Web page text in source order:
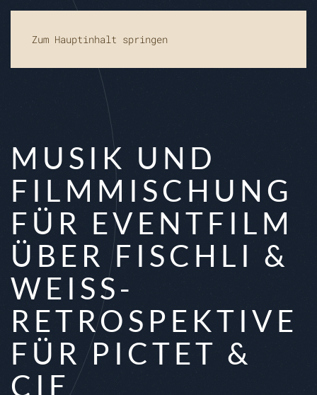
Zum Hauptinhalt springen
MUSIK UND
FILMMISCHUNG
FÜR EVENTFILM
ÜBER FISCHLI &
WEISS-R
ETROSPEKTIVE F
ÜR PICTET & C
IE